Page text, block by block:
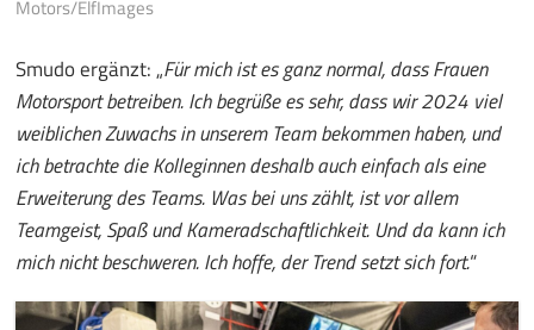
Motors/ElfImages
Smudo ergänzt: „Für mich ist es ganz normal, dass Frauen
Motorsport betreiben. Ich begrüße es sehr, dass wir 2024 viel
weiblichen Zuwachs in unserem Team bekommen haben, und
ich betrachte die Kolleginnen deshalb auch einfach als eine
Erweiterung des Teams. Was bei uns zählt, ist vor allem
Teamgeist, Spaß und Kameradschaftlichkeit. Und da kann ich
mich nicht beschweren. Ich hoffe, der Trend setzt sich fort.“